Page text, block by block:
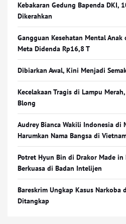
Kebakaran Gedung Bapenda DKI,
Dikerahkan
Gangguan Kesehatan Mental Anak
Meta Didenda Rp16,8 T
Dibiarkan Awal, Kini Menjadi
Kecelakaan Tragis di Lampu
Blong
Audrey Bianca Wakili Indonesia di
Harumkan Nama Bangsa di
Potret Hyun Bin di Drakor Made in
Berkuasa di Badan Intelijen
Bareskrim Ungkap Kasus Narkoba
Ditangkap